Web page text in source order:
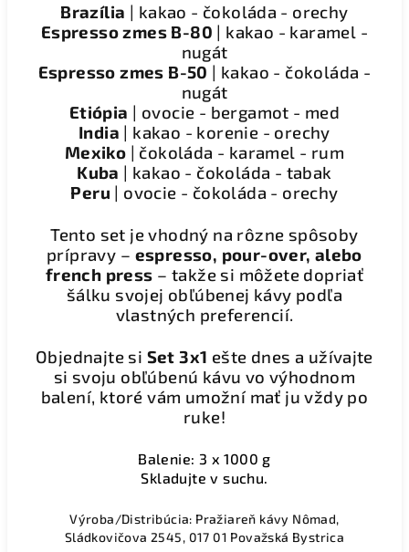
Brazília | kakao - čokoláda - orechy
Espresso zmes B-80 | kakao - karamel -
nugát
Espresso zmes B-50 | kakao - čokoláda -
nugát
Etiópia | ovocie - bergamot - med
India | kakao - korenie - orechy
Mexiko | čokoláda - karamel - rum
Kuba | kakao - čokoláda - tabak
Peru | ovocie - čokoláda - orechy
Tento set je vhodný na rôzne spôsoby
prípravy – espresso, pour-over, alebo
french press – takže si môžete dopriať
šálku svojej obľúbenej kávy podľa
vlastných preferencií.
Objednajte si Set 3x1 ešte dnes a užívajte
si svoju obľúbenú kávu vo výhodnom
balení, ktoré vám umožní mať ju vždy po
ruke!
Balenie: 3 x 1000 g
Skladujte v suchu.
Výroba/Distribúcia: Pražiareň kávy Nômad,
Sládkovičova 2545, 017 01 Považská Bystrica